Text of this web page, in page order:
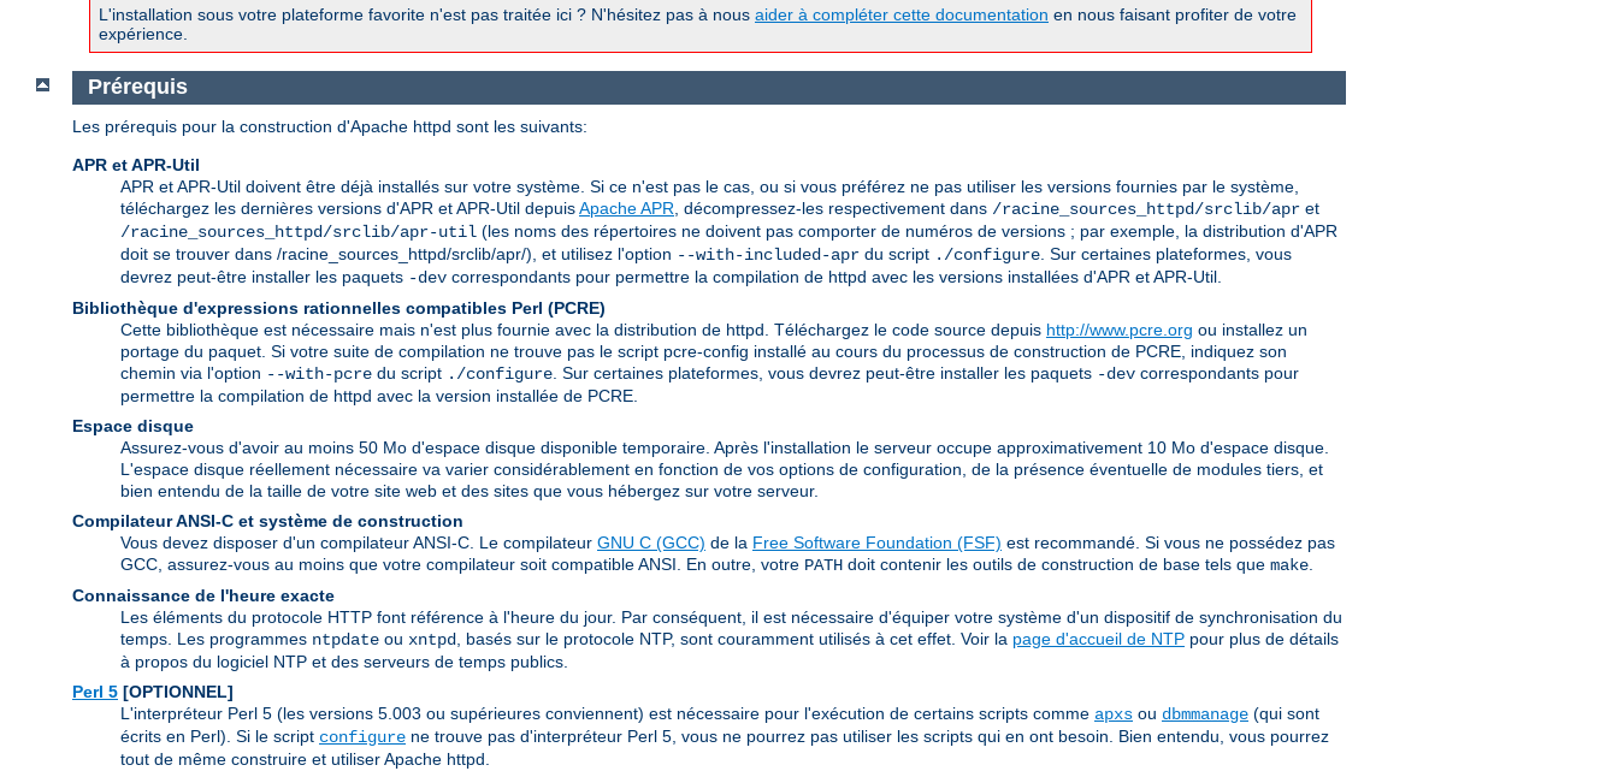
L'installation sous votre plateforme favorite n'est pas traitée ici ? N'hésitez pas à nous aider à compléter cette documentation en nous faisant profiter de votre
expérience.
Prérequis
Les prérequis pour la construction d'Apache httpd sont les suivants:
APR et APR-Util
APR et APR-Util doivent être déjà installés sur votre système. Si ce n'est pas le cas, ou si vous préférez ne pas utiliser les versions fournies par le système,
téléchargez les dernières versions d'APR et APR-Util depuisApache APR , décompressez-les respectivement dans /racine_sources_httpd/srclib/apr et
/racine_sources_httpd/srclib/apr-util (les noms des répertoires ne doivent pas comporter de numéros de versions ; par exemple, la distribution d'APR
doit se trouver dans /racine_sources_httpd/srclib/apr/), et utilisez l'option --with-included-apr du script ./configure . Sur certaines plateformes, vous
devrez peut-être installer les paquets -dev correspondants pour permettre la compilation de httpd avec les versions installées d'APR et APR-Util.
Bibliothèque d'expressions rationnelles compatibles Perl (PCRE)
Cette bibliothèque est nécessaire mais n'est plus fournie avec la distribution de httpd. Téléchargez le code source depuis http://www.pcre.org ou installez un
portage du paquet. Si votre suite de compilation ne trouve pas le script pcre-config installé au cours du processus de construction de PCRE, indiquez son
chemin via l'option --with-pcre du script ./configure . Sur certaines plateformes, vous devrez peut-être installer les paquets -dev correspondants pour
permettre la compilation de httpd avec la version installée de PCRE.
Espace disque
Assurez-vous d'avoir au moins 50 Mo d'espace disque disponible temporaire. Après l'installation le serveur occupe approximativement 10 Mo d'espace disque.
L'espace disque réellement nécessaire va varier considérablement en fonction de vos options de configuration, de la présence éventuelle de modules tiers, et
bien entendu de la taille de votre site web et des sites que vous hébergez sur votre serveur.
Compilateur ANSI-C et système de construction
Vous devez disposer d'un compilateur ANSI-C. Le compilateur GNU C (GCC) de la Free Software Foundation (FSF) est recommandé. Si vous ne possédez pas
GCC, assurez-vous au moins que votre compilateur soit compatible ANSI. En outre, votre PATH doit contenir les outils de construction de base tels que make
Connaissance de l'heure exacte
Les éléments du protocole HTTP font référence à l'heure du jour. Par conséquent, il est nécessaire d'équiper votre système d'un dispositif de synchronisation du
temps. Les programmes ntpdate ou xntpd , basés sur le protocole NTP, sont couramment utilisés à cet effet. Voir la page d'accueil de NTP pour plus de détails
à propos du logiciel NTP et des serveurs de temps publics.
Perl 5 [OPTIONNEL]
L'interpréteur Perl 5 (les versions 5.003 ou supérieures conviennent) est nécessaire pour l'exécution de certains scripts comme apxs ou dbmmanage (qui sont
écrits en Perl). Si le script configure ne trouve pas d'interpréteur Perl 5, vous ne pourrez pas utiliser les scripts qui en ont besoin. Bien entendu, vous pourrez
tout de même construire et utiliser Apache httpd.